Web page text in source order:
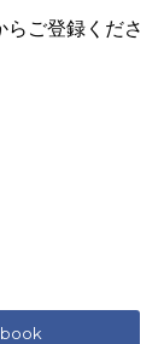
らご登録くださ